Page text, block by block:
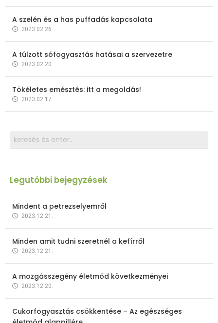
A szelén és a has puffadás kapcsolata
2023.02.26.
A túlzott sófogyasztás hatásai a szervezetre
2023.02.20.
Tökéletes emésztés: itt a megoldás!
2023.02.17.
Legutóbbi bejegyzések
Mindent a petrezselyemről
2023.12.21.
Minden amit tudni szeretnél a kefírről
2023.12.21.
A mozgásszegény életmód következményei
2023.12.20.
Cukorfogyasztás csökkentése – Az egészséges